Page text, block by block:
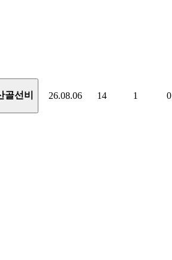
골선비 26.08.06 14 1 0